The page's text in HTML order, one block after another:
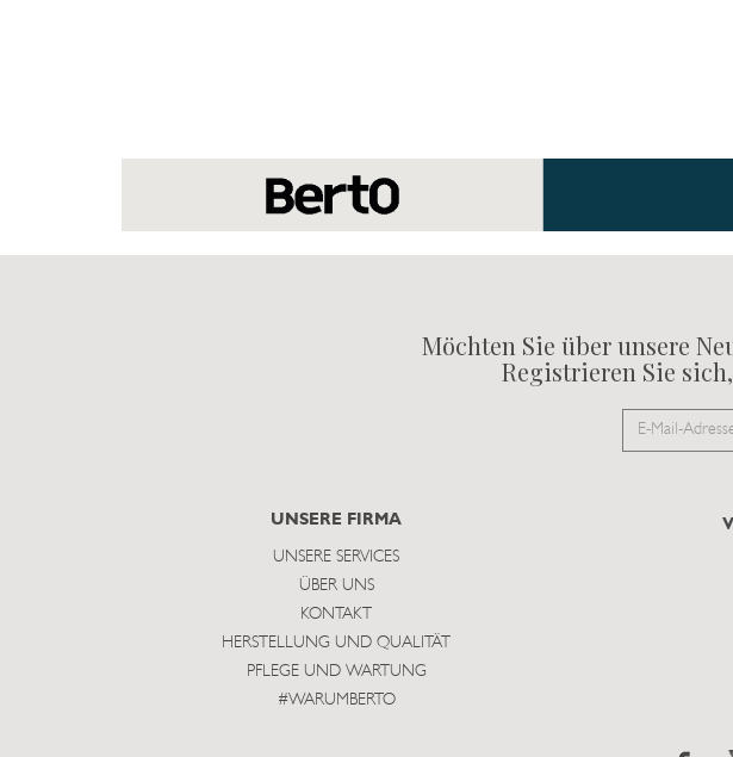
Möchten Sie über unsere
Registrieren Sie
UNSERE FIRMA
UNSERE SERVICES
ÜBER UNS
KONTAKT
HERSTELLUNG UND QUALITÄT
PFLEGE UND WARTUNG
#WARUMBERTO